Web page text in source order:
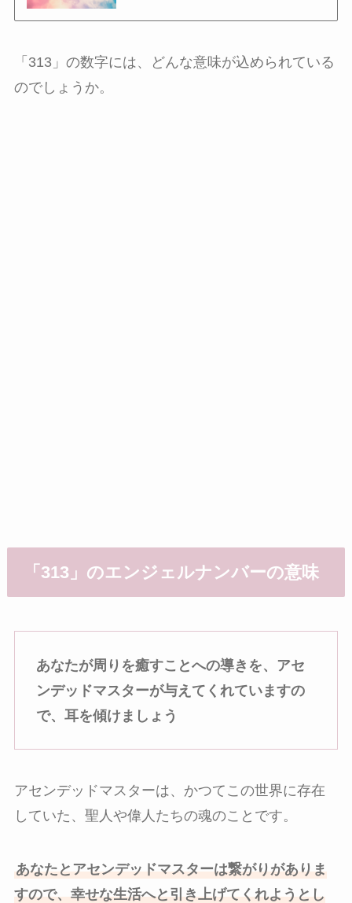
「313」の数字には、どんな意味が込められている
のでしょうか。
「313」のエンジェルナンバーの意味
あなたが周りを癒すことへの導きを、アセ
ンデッドマスターが与えてくれていますの
で、耳を傾けましょう
アセンデッドマスターは、かつてこの世界に存在
していた、聖人や偉人たちの魂のことです。
あなたとアセンデッドマスターは繋がりがありま
すので、幸せな生活へと引き上げてくれようとし